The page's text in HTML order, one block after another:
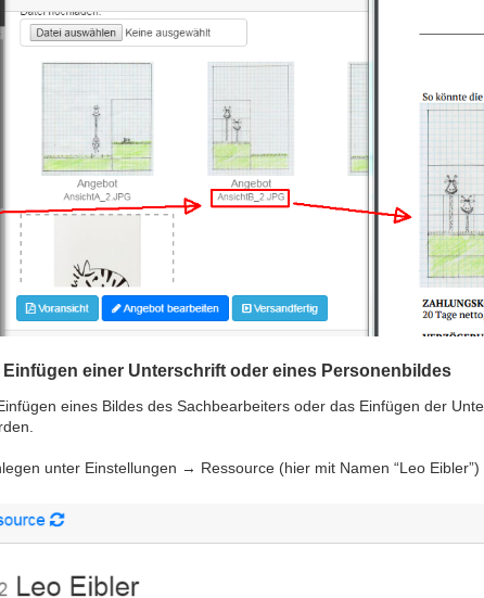
einer Unterschrift oder eines Personenbildes
eines Bildes des Sachbearbeiters oder das Einfügen der
unter Einstellungen → Ressource (hier mit Namen “Leo